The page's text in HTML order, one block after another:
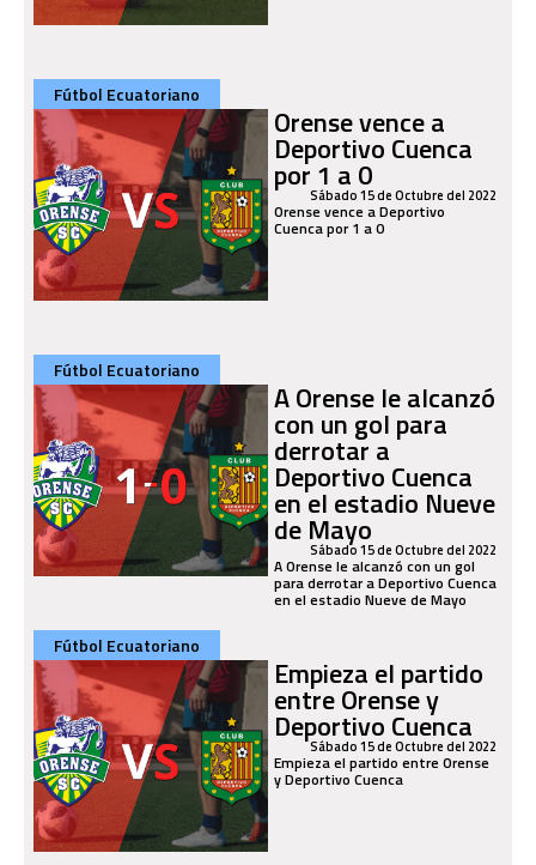
Fútbol Ecuatoriano
Orense vence a
Deportivo Cuenca
por 1 a 0
Sábado 15 de Octubre del 2022
Orense vence a Deportivo
Cuenca por 1 a 0
Fútbol Ecuatoriano
A Orense le alcanzó
con un gol para
derrotar a
Deportivo Cuenca
en el estadio Nueve
de Mayo
Sábado 15 de Octubre del 2022
A Orense le alcanzó con un gol
para derrotar a Deportivo Cuenca
en el estadio Nueve de Mayo
Fútbol Ecuatoriano
Empieza el partido
entre Orense y
Deportivo Cuenca
Sábado 15 de Octubre del 2022
Empieza el partido entre Orense
y Deportivo Cuenca